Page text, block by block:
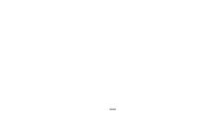
2 toaletter
-